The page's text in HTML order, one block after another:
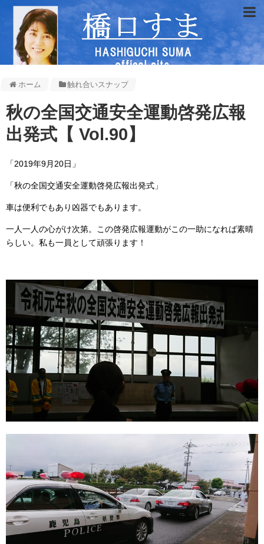
ホーム 触れ合いスナップ
秋の全国交通安全運動啓発広報
出発式【 Vol.90】
「2019年9月20日」
「秋の全国交通安全運動啓発広報出発式」
車は便利でもあり凶器でもあります。
一人一人の心がけ次第。この啓発広報運動がこの一助になれば素晴
らしい。私も一員として頑張ります！